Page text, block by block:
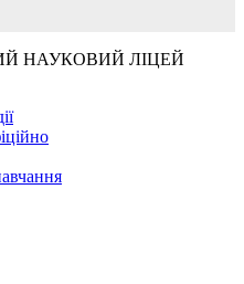
НАУКОВИЙ ЛІЦЕЙ